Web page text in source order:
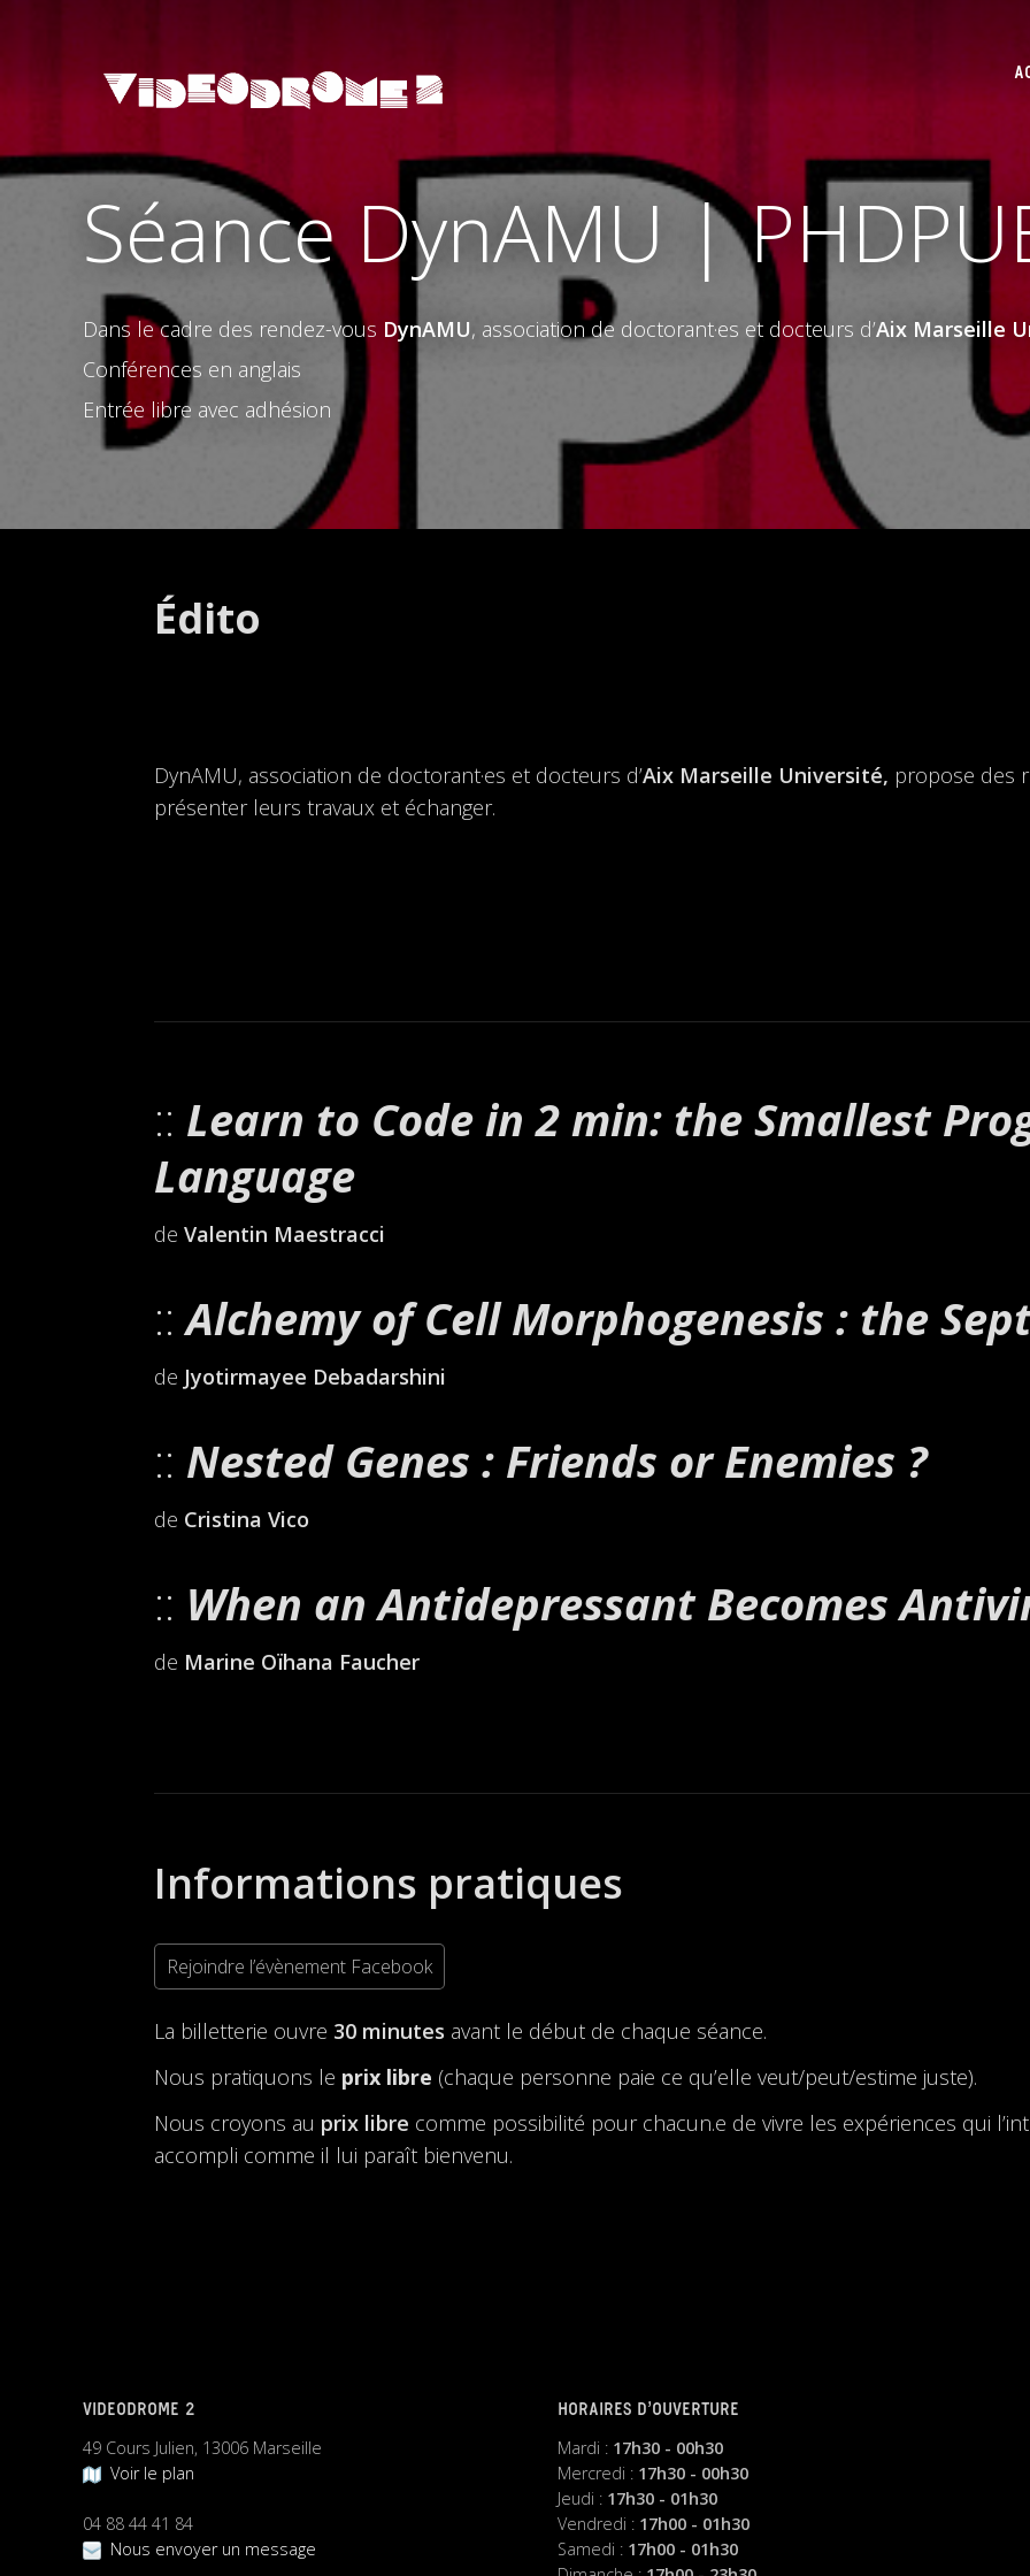
Séance DynAMU |
Dans le cadre des rendez-vous DynAMU, association de doctorant·es et docteurs d’Aix Marseille
Conférences en anglais
Entrée libre avec adhésion
Édito
DynAMU, association de doctorant·es et docteurs d’Aix Marseille Université, propose des
présenter leurs travaux et échanger.
Learn to Code in 2 min: the Smallest
Language
deValentin Maestracci
Alchemy of Cell Morphogenesis : the
de Jyotirmayee Debadarshini
Nested Genes : Friends or Enemies ?
de Cristina Vico
When an Antidepressant Becomes
de Marine Oïhana Faucher
Informations pratiques
Rejoindre l’évènement Facebook
La billetterie ouvre 30 minutes avant le début de chaque séance.
Nous pratiquons le prix libre (chaque personne paie ce qu’elle veut/peut/estime juste).
Nous croyons au prix libre comme possibilité pour chacun.e de vivre les expériences qui
accompli comme il lui paraît bienvenu.
VIDEODROME 2
49 Cours Julien, 13006 Marseille
Voir le plan
04 88 44 41 84
Nous envoyer un message
HORAIRES D’OUVERTURE
Mardi : 17h30 - 00h30
Mercredi : 17h30 - 00h30
Jeudi : 17h30 - 01h30
Vendredi : 17h00 - 01h30
Samedi : 17h00 - 01h30